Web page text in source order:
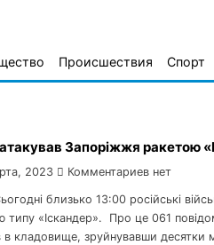
Происшествия Спорт
Запоріжжя ракетою
2023 Комментариев нет
близько 13:00 російські
типу «Іскандер». Про це 061
в кладовище, зруйнувавши десятки